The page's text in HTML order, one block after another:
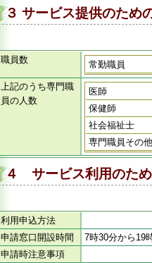
３ サービス提供のため
職員数 常勤職員
上記のうち専門職
員の人数
医師
保健師
社会福祉士
専門職員その他
４ サービス利用のた
利用申込方法
申請窓口開設時間
7時30分から19
申請時注意事項